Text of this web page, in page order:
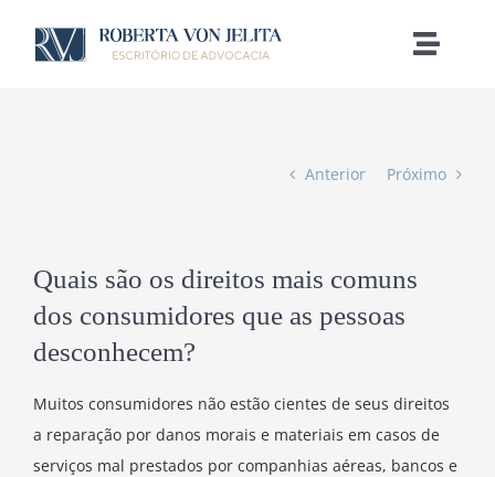
Toggle
Anterior Próximo
Quais são os direitos mais comuns
dos consumidores que as pessoas
desconhecem?
Muitos consumidores não estão cientes de seus direitos
a reparação por danos morais e materiais em casos de
serviços mal prestados por companhias aéreas, bancos e